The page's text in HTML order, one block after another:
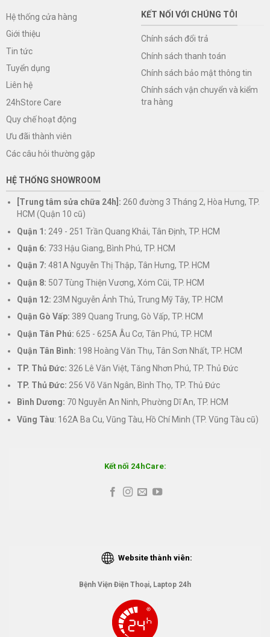
Hệ thống cửa hàng
Giới thiệu
Tin tức
Tuyển dụng
Liên hệ
24hStore Care
Quy chế hoạt động
Ưu đãi thành viên
Các câu hỏi thường gặp
KẾT NỐI VỚI CHÚNG TÔI
Chính sách đổi trả
Chính sách thanh toán
Chính sách bảo mật thông tin
Chính sách vận chuyển và kiểm
tra hàng
HỆ THỐNG SHOWROOM
[Trung tâm sửa chữa 24h]: 260 đường 3 Tháng 2, Hòa Hưng, TP.
HCM (Quận 10 cũ)
Quận 1: 249 - 251 Trần Quang Khải, Tân Định, TP. HCM
Quận 6: 733 Hậu Giang, Bình Phú, TP. HCM
Quận 7: 481A Nguyễn Thị Thập, Tân Hưng, TP. HCM
Quận 8: 507 Tùng Thiện Vương, Xóm Cũi, TP. HCM
Quận 12: 23M Nguyễn Ảnh Thủ, Trung Mỹ Tây, TP. HCM
Quận Gò Vấp: 389 Quang Trung, Gò Vấp, TP. HCM
Quận Tân Phú: 625 - 625A Âu Cơ, Tân Phú, TP. HCM
Quận Tân Bình: 198 Hoàng Văn Thụ, Tân Sơn Nhất, TP. HCM
TP. Thủ Đức: 326 Lê Văn Việt, Tăng Nhơn Phú, TP. Thủ Đức
TP. Thủ Đức: 256 Võ Văn Ngân, Bình Thọ, TP. Thủ Đức
Bình Dương: 70 Nguyễn An Ninh, Phường Dĩ An, TP. HCM
Vũng Tàu: 162A Ba Cu, Vũng Tàu, Hồ Chí Minh (TP. Vũng Tàu cũ)
Kết nối 24hCare:
Website thành viên:
Bệnh Viện Điện Thoại, Laptop 24h